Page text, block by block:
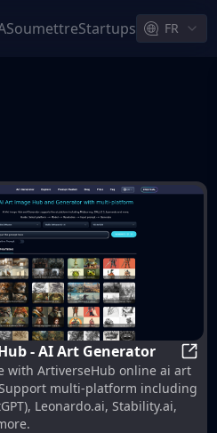
SoumettreStartups FR
| AI Image Editing Model
- AI Art Generator
with ArtiverseHub online ai art
multi-platform including
Leonardo.ai, Stability.ai,